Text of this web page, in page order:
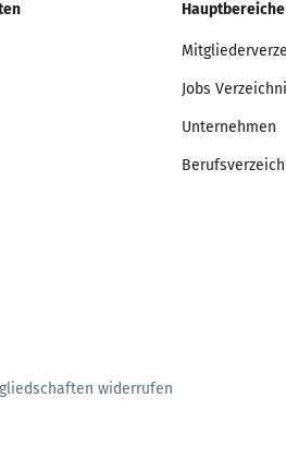
Hauptbereiche
Jobs
Unternehmen
widerrufen